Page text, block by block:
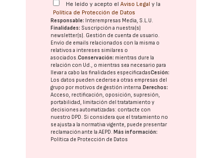
He leído y acepto elAviso Legal y la
Política de Protección de Datos
Responsable: Interempresas Media, S.L.U.
Finalidades: Suscripción a nuestra(s)
newsletter(s). Gestión de cuenta de usuario.
Envío de emails relacionados con la misma o
relativos a intereses similares o
asociados.Conservación: mientras dure la
relación con Ud., o mientras sea necesario para
llevar a cabo las finalidades especificadasCesión:
Los datos pueden cederse a otras empresas del
grupo por motivos de gestión interna. Derechos:
Acceso, rectificación, oposición, supresión,
portabilidad, limitación del tratatamiento y
decisiones automatizadas: contacte con
nuestro DPD. Si considera que el tratamiento no
se ajusta a la normativa vigente, puede presentar
reclamación ante laAEPD. Más información:
Política de Protección de Datos